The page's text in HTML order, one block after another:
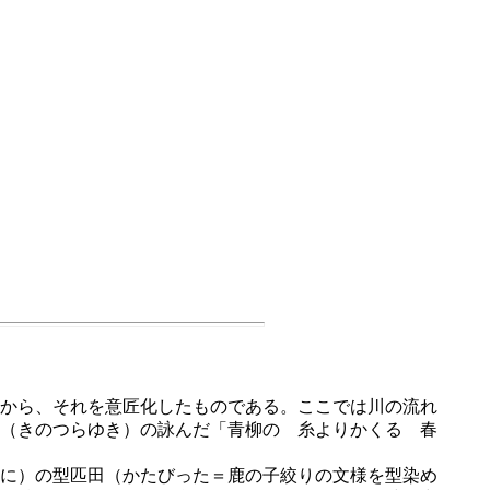
ら、それを意匠化したものである。ここでは川の流れ
（きのつらゆき）の詠んだ「青柳の 糸よりかくる 春
）の型匹田（かたびった＝鹿の子絞りの文様を型染め